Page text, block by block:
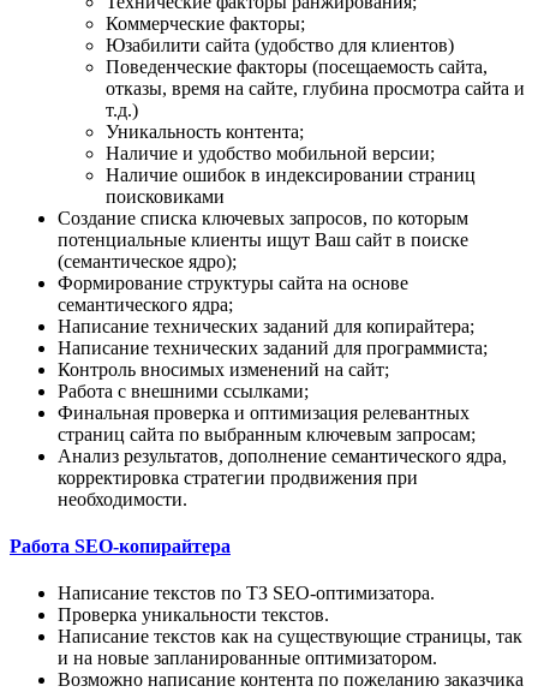
Коммерческие факторы;
Юзабилити сайта (удобство для клиентов)
Поведенческие факторы (посещаемость сайта,
отказы, время на сайте, глубина просмотра сайта и
т.д.)
Уникальность контента;
Наличие и удобство мобильной версии;
Наличие ошибок в индексировании страниц
поисковиками
Создание списка ключевых запросов, по которым
потенциальные клиенты ищут Ваш сайт в поиске
(семантическое ядро);
Формирование структуры сайта на основе
семантического ядра;
Написание технических заданий для копирайтера;
Написание технических заданий для программиста;
Контроль вносимых изменений на сайт;
Работа с внешними ссылками;
Финальная проверка и оптимизация релевантных
страниц сайта по выбранным ключевым запросам;
Анализ результатов, дополнение семантического ядра,
корректировка стратегии продвижения при
необходимости.
Работа SEO-копирайтера
Написание текстов по ТЗ SEO-оптимизатора.
Проверка уникальности текстов.
Написание текстов как на существующие страницы, так
и на новые запланированные оптимизатором.
Возможно написание контента по пожеланию заказчика